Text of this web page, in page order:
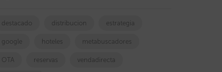
destacado distribucion estrategia
google hoteles metabuscadores
OTA reservas vendadirecta